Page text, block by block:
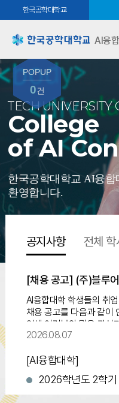
POPUP
0건
한국공학대학교
AI융
TECH UNIVERSITY
College
of AI
한국공학대학교 AI융
환영합니다.
공지사항
AI융합대학 학생들의 취
채용 공고를 다음과 같이
업생 여러분의 많은 관심
㈜블루어드대표자김종도
2026.08.07
[AI융합대학]
전체 학